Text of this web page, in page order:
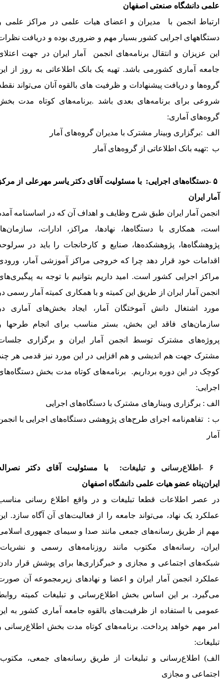
دانشگاه صنعتی اصفهان
انجمن با
مدیران و اعضای هیات علمی در مراکز علمی و
اجرایی کشور بسیار مهم و ضروری بوده و دریافت نظرات
عزیزان و انتقال برنامه‌های انجمن
آمار ایران در جهت اعتلای
آماری کشورمی باشد. تهیه یک بانک اطلاعاتی به روز از این
و دریافت پیشنهادات و ظرفیت های بالقوه آنان می‌تواند نقطه
برای برنامه‌های بعدی باشد.
برنامه‌های کوتاه مدت بخش
آماری:
: برگزاری وبینار مشترک با مدیران گروههای آمار
: تهیه بانک اطلاعاتی از گروههای آمار
-دستگاههای اجرایی: با مسئولیت آقای دکتر یاسر مهرعلی از مرکز
ایران
آمار ایران طبق شرح وظایف و اهداف آن که در اساسنامه آمده
همکاری با دستگاه‌ها، نهادها، مراکز، ادارات، سازمان‌ها،
پژوهشکده‌ها، صنایع و کارخانجات را باید در سرلوحه
خود قرار دهد چرا که خروجی مراکز آموزشی آمار، ورودی
اجرایی کشور است. امید داریم بتوانیم با توجه به پیگیری‌های
آمار ایران از طریق این کمیته و با همکاری کمیته آمار رسمی در
اشتغال دانش آموختگان‌ آمار، ایجاد بخش‌های آماری در
فاقد این بخش، بستر مناسب برای انجام طرحها و
مشترک توسط انجمن آمار ایران و برگزاری جلسات
جهت هم اندیشی و هم افزایی در این مورد نیز قدمی هر چند
در این دوره برداریم.برنامه‌های کوتاه مدت بخش دستگاه‌های
:
: برگزاری وبینارهای مشترک با دستگاه‌های اجرایی
: تفاهم‌نامه اجرای طرح‌های پژوهشی دستگاه‌های اجرایی با انجمن
- اطلاع‌رسانی و تبلیغات:
با مسئولیت آقای دکتر نصراله
عضو هیات علمی دانشگاه اصفهان
عصر اطلاعات قطعا تبلیغات و در واقع اطلاع رسانی مناسب
یک نهاد، می‌تواند جامعه را از فعالیت‌های آن آگاه سازد. این
از طریق رسانه‌های جمعی مانند صدا و سیمای جمهوری اسلامی
رسانه‌های مکتوب مانند روزنامه‌های رسمی و نشریات،
اجتماعی و مجازی و خبرگزاری‌ها برای پوشش قرار دادن
انجمن آمار ایران و اعضا و نهادهای زیرمجموعه آن صورت
بر این اساس بخش اطلاع‌رسانی و تبلیغات کمیته روابط
با استفاده از ظرفیت‌های بالقوه جامعه آماری کشور به این
مهم خواهد پرداخت. برنامه‌های کوتاه مدت بخش اطلاع‌رسانی و
:
اطلاع‌رسانی و تبلیغات از طریق رسانه‌های جمعی، مکتوب،
و مجازی